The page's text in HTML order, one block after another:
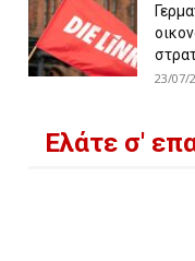
23/07/
Ελάτε σ'